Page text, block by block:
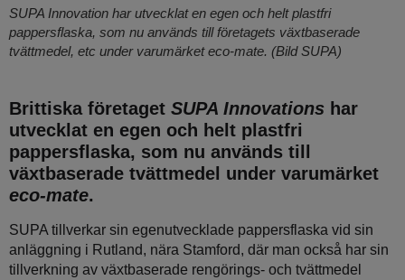
SUPA Innovation har utvecklat en egen och helt plastfri
pappersflaska, som nu används till företagets växtbaserade
tvättmedel, etc under varumärket eco-mate. (Bild SUPA)
Brittiska företaget SUPA Innovations har
utvecklat en egen och helt plastfri
pappersflaska, som nu används till
växtbaserade tvättmedel under varumärket
eco-mate.
SUPA tillverkar sin egenutvecklade pappersflaska vid sin
anläggning i Rutland, nära Stamford, där man också har sin
tillverkning av växtbaserade rengörings- och tvättmedel